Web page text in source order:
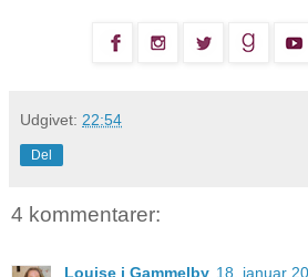
Udgivet: 22:54
Del
4 kommentarer:
Louise i Gammelby 18. januar